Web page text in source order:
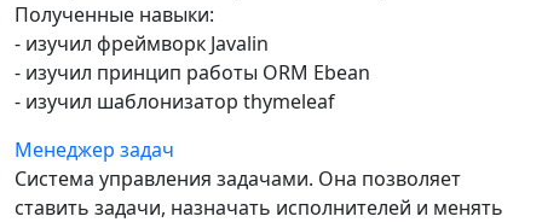
Полученные навыки:
- изучил фреймворк Javalin
- изучил принцип работы ORM Ebean
- изучил шаблонизатор thymeleaf
Менеджер задач
Система управления задачами. Она позволяет
ставить задачи, назначать исполнителей и менять